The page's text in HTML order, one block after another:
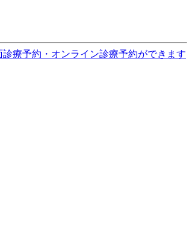
療予約・オンライン診療予約ができます